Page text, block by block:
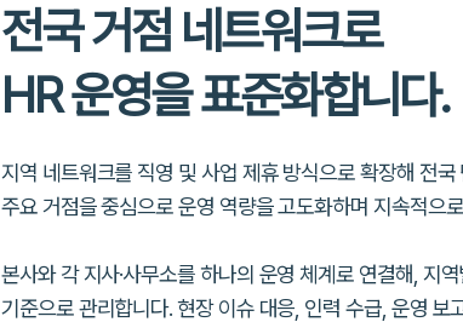
전국 거점 네트워크로
HR 운영을 표준화합니다.
지역 네트워크를 직영 및 사업 제휴 방식으로 확장해 전국
주요 거점을 중심으로 운영 역량을 고도화하며지속적으
본사와 각 지사·사무소를 하나의 운영 체계로 연결해, 지
기준으로 관리합니다. 현장 이슈 대응, 인력 수급, 운영 보